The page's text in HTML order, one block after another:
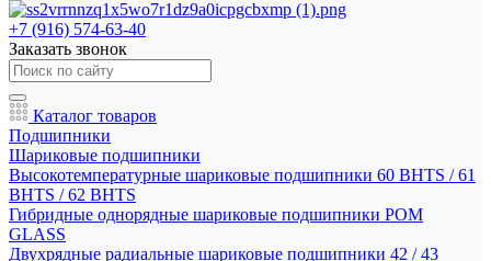
+7 (916) 574-63-40
Заказать звонок
Каталог товаров
Подшипники
Шариковые подшипники
Высокотемпературные шариковые подшипники 60 BHTS / 61
BHTS / 62 BHTS
Гибридные однорядные шариковые подшипники POM
GLASS
Двухрядные радиальные шариковые подшипники 42 / 43